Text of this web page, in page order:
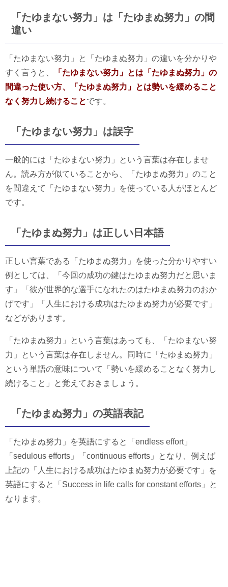
「たゆまない努力」は「たゆまぬ努力」の間
違い
「たゆまない努力」と「たゆまぬ努力」の違いを分かりや
すく言うと、
「たゆまない努力」とは「たゆまぬ努力」の
間違った使い方、「たゆまぬ努力」とは勢いを緩めること
なく努力し続けることです。
「たゆまない努力」は誤字
一般的には「たゆまない努力」という言葉は存在しませ
ん。読み方が似ていることから、「たゆまぬ努力」のこと
を間違えて「たゆまない努力」を使っている人がほとんど
です。
「たゆまぬ努力」は正しい日本語
正しい言葉である「たゆまぬ努力」を使った分かりやすい
例としては、「今回の成功の鍵はたゆまぬ努力だと思いま
す」「彼が世界的な選手になれたのはたゆまぬ努力のおか
げです」「人生における成功はたゆまぬ努力が必要です」
などがあります。
「たゆまぬ努力」という言葉はあっても、「たゆまない努
力」という言葉は存在しません。同時に「たゆまぬ努力」
という単語の意味について「勢いを緩めることなく努力し
続けること」と覚えておきましょう。
「たゆまぬ努力」の英語表記
「たゆまぬ努力」を英語にすると「endless effort」
「sedulous efforts」「continuous efforts」となり、例えば
上記の「人生における成功はたゆまぬ努力が必要です」を
英語にすると「Success in life calls for constant efforts」と
なります。